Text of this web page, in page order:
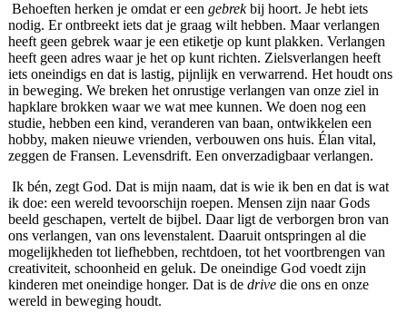
Behoeften herken je omdat er een gebrekbij hoort. Je hebt iets
nodig. Er ontbreekt iets dat je graag wilt hebben. Maar verlangen
heeft geen gebrek waar je een etiketje op kunt plakken. Verlangen
heeft geen adres waar je het op kunt richten. Zielsverlangen heeft
iets oneindigs en dat is lastig, pijnlijk en verwarrend. Het houdt ons
in beweging. We breken het onrustige verlangen van onze ziel in
hapklare brokken waar we wat mee kunnen. We doen nog een
studie, hebben een kind, veranderen van baan, ontwikkelen een
hobby, maken nieuwe vrienden, verbouwen ons huis. Élan vital,
zeggen de Fransen. Levensdrift. Een onverzadigbaar verlangen.
Ik bén, zegt God. Dat is mijn naam, dat is wie ik ben en dat is wat
ik doe: een wereld tevoorschijn roepen. Mensen zijn naar Gods
beeld geschapen, vertelt de bijbel. Daar ligt de verborgen bron van
ons verlangen van ons levenstalent. Daaruit ontspringen al die
mogelijkheden tot liefhebben, rechtdoen, tot het voortbrengen van
creativiteit, schoonheid en geluk. De oneindige God voedt zijn
kinderen met oneindige honger. Dat is de drivedie ons en onze
wereld in beweging houdt.